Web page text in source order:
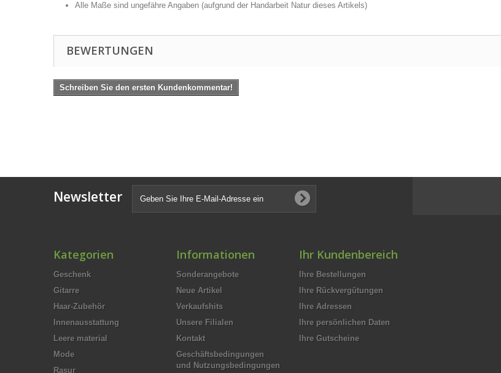
Alle Maße sind ungefähre Angaben (aufgrund der Handarbeit Natur dieses Artikels)
BEWERTUNGEN
Schreiben Sie den ersten Kundenkommentar!
Newsletter
Kategorien
Geschenk
Gitarre
Haar-Zubehör
Innenausstattung
Leere material
Mode
Rasur
Informationen
Sonderangebote
Neue Artikel
Verkaufshits
Unsere Filialen
Kontakt
Geschäftsbedingungen
und Nutzungsbedingungen
Ihr Kundenbereich
Ihre Bestellungen
Ihre Rückvergütungen
Ihre Adressen
Ihre persönlichen Daten
Ihre Gutscheine